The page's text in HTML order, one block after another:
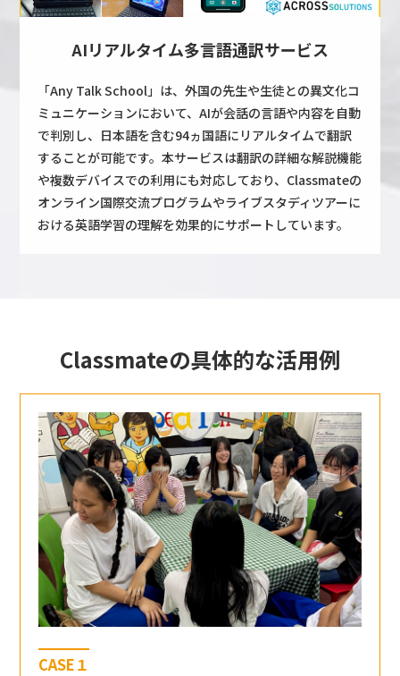
AIリアルタイム多言語通訳サービス
「Any Talk School」は、外国の先生や生徒との異文化コ
ミュニケーションにおいて、AIが会話の言語や内容を自動
で判別し、日本語を含む94ヵ国語にリアルタイムで翻訳
することが可能です。本サービスは翻訳の詳細な解説機能
や複数デバイスでの利用にも対応しており、Classmateの
オンライン国際交流プログラムやライブスタディツアーに
おける英語学習の理解を効果的にサポートしています。
Classmateの具体的な活用例
CASE１